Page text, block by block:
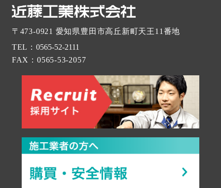
〒473-0921 愛知県豊田市高丘新町天王11番地
TEL： 0565-52-2111
FAX：0565-53-2057